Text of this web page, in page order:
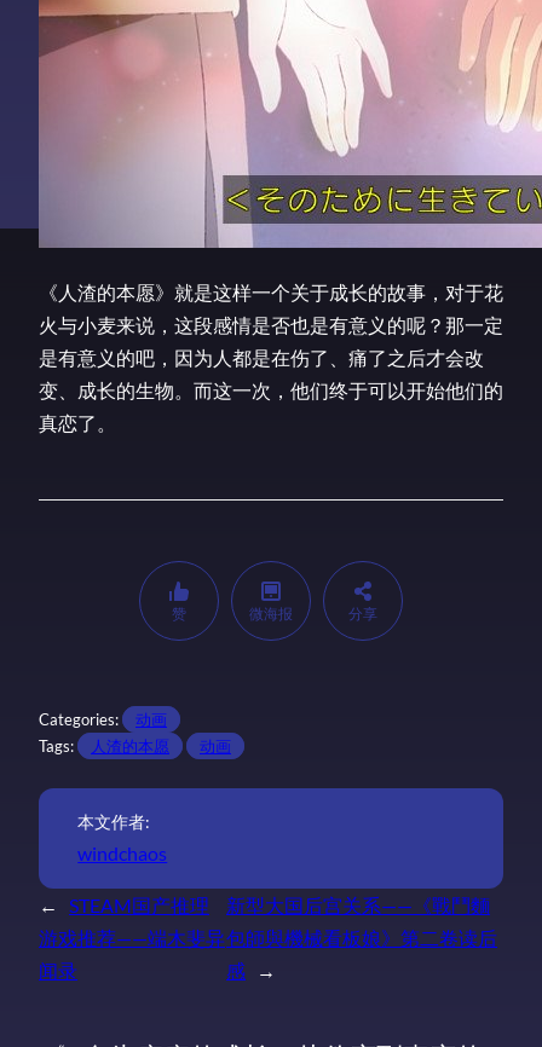
《人渣的本愿》就是这样一个关于成长的故事，对于花
火与小麦来说，这段感情是否也是有意义的呢？那一定
是有意义的吧，因为人都是在伤了、痛了之后才会改
变、成长的生物。而这一次，他们终于可以开始他们的
真恋了。
赞 微海报 分享
Categories:
动画
Tags:
人渣的本愿 动画
本文作者:
windchaos
←
STEAM国产推理
游戏推荐——端木斐异
闻录
新型大国后宫关系——《戰鬥麵
包師與機械看板娘》第二卷读后
感
→